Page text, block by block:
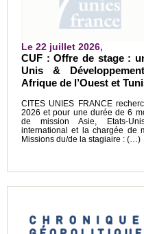
Le 22 juillet 2026,
CUF : Offre de stage :
Unis &
Afrique de l’Ouest et
CITES UNIES FRANCE
2026 et pour une durée de 6
de mission Asie, Etats-
international et la chargée de
Missions du/de la stagiaire : (…)